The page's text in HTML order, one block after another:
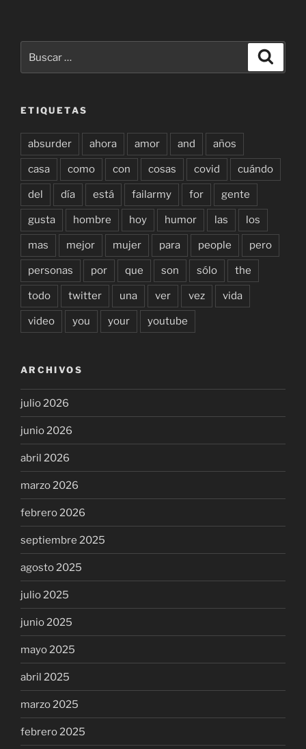
por:
ETIQUETAS
absurder ahora amor and años
casa como con cosas covid cuándo
del día está failarmy for gente
gusta hombre hoy humor las los
mas mejor mujer para people pero
personas por que son sólo the
todo twitter una ver vez vida
video you your youtube
ARCHIVOS
julio 2026
junio 2026
abril 2026
marzo 2026
febrero 2026
septiembre 2025
agosto 2025
julio 2025
junio 2025
mayo 2025
abril 2025
marzo 2025
febrero 2025